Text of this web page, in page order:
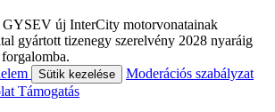
GYSEV új InterCity motorvonatainak
gyártott tizenegy szerelvény 2028 nyaráig
Sütik kezelése
Moderációs szabályzat
Támogatás